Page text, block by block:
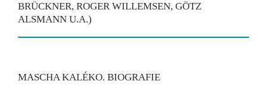
BRÜCKNER, ROGER WILLEMSEN, GÖTZ
ALSMANN U.A.)
MASCHA KALÉKO. BIOGRAFIE